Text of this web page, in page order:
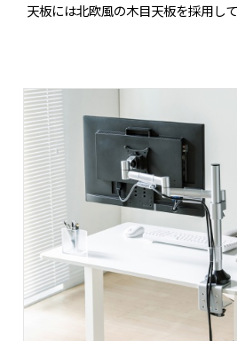
天板には北欧風の木目天板を採用して